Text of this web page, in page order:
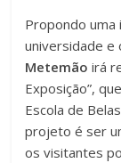
o
o
k
Propondo
universidade e
Metemão irá
Exposição”,
Escola de
projeto é ser
os visitantes